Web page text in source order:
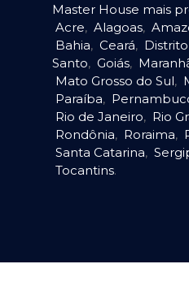
Master House mais
Acre, Alagoas,
Bahia, Ceará,
Santo, Goiás,
Mato Grosso do Sul,
Paraíba,
Rio de Janeiro, Rio
Rondônia, Roraima,
Santa Catarina,
Tocantins.